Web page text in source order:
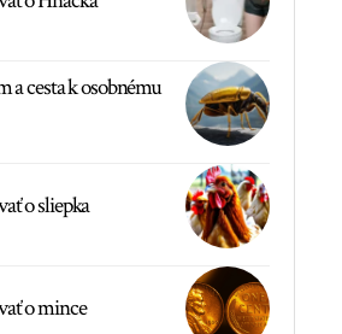
a cesta k osobnému
o sliepka
o mince